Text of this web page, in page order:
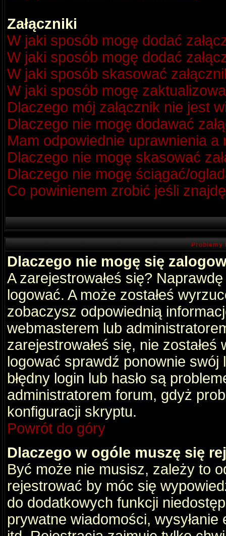
Załączniki
W jaki sposób mogę dodać
W jaki sposób mogę dodać
W jaki sposób skasować
W jaki sposób mogę
Dlaczego mój załącznik nie jest
Dlaczego nie mogę dodawać
Mam odpowiednie uprawnienia a
Dlaczego nie mogę skasować
Dlaczego nie mogę ściągać/
Co powinienem zrobić jeśli
Problemy
Dlaczego nie mogę się
A zarejestrowałeś się?
logować. A może zostałeś
zobaczysz odpowiednią
webmasterem lub
zarejestrowałeś się, nie
logować sprawdź ponownie swój
błędny login lub hasło są
administratorem forum, gdyż
konfiguracji skryptu.
Powrót do góry
Dlaczego w ogóle muszę się
Być może nie musisz, zależy to
rejestrować by móc się
do dodatkowych funkcji
prywatne wiadomości,